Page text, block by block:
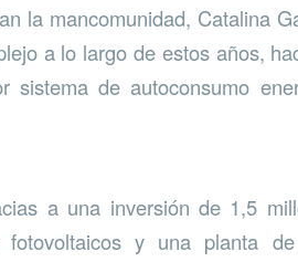
la mancomunidad, Catalina
a lo largo de estos años,
sistema de autoconsumo
a una inversión de 1,5
y una planta de